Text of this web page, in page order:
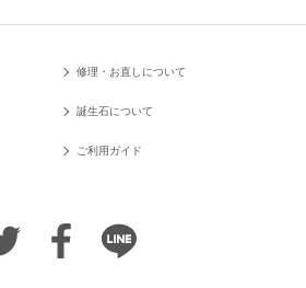
修理・お直しについて
誕生石について
ご利用ガイド